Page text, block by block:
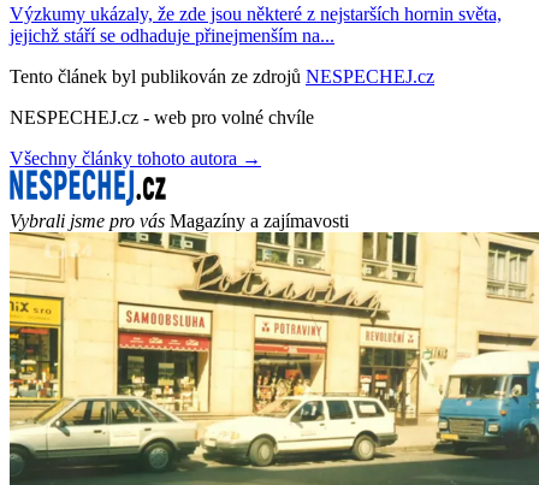
Výzkumy ukázaly, že zde jsou některé z nejstarších hornin světa,
jejichž stáří se odhaduje přinejmenším na...
Tento článek byl publikován ze zdrojů NESPECHEJ.cz
NESPECHEJ.cz - web pro volné chvíle
Všechny články tohoto autora →
Vybrali jsme pro vás Magazíny a zajímavosti